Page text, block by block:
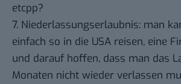
etcpp?
7. Niederlassungserlaubnis: man
einfach so in die USA reisen, eine
und darauf hoffen, dass man das
Monaten nicht wieder verlassen